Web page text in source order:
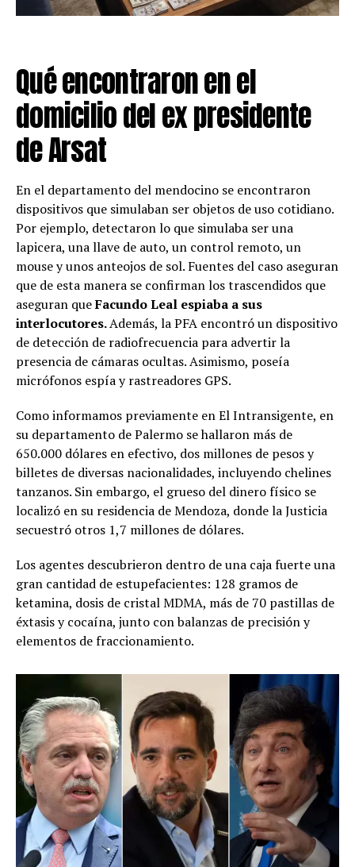
Qué encontraron en el
domicilio del ex presidente
de Arsat
En el departamento del mendocino se encontraron
dispositivos que simulaban ser objetos de uso cotidiano.
Por ejemplo, detectaron lo que simulaba ser una
lapicera, una llave de auto, un control remoto, un
mouse y unos anteojos de sol. Fuentes del caso aseguran
que de esta manera se confirman los trascendidos que
aseguran queFacundo Leal espiaba a sus
interlocutores.Además, la PFA encontró un dispositivo
de detección de radiofrecuencia para advertir la
presencia de cámaras ocultas. Asimismo, poseía
micrófonos espía y rastreadores GPS.
Como informamos previamente en El Intransigente, en
su departamento de Palermo se hallaron más de
650.000 dólares en efectivo, dos millones de pesos y
billetes de diversas nacionalidades, incluyendo chelines
tanzanos. Sin embargo, el grueso del dinero físico se
localizó en su residencia de Mendoza, donde la Justicia
secuestró otros 1,7 millones de dólares.
Los agentes descubrieron dentro de una caja fuerte una
gran cantidad de estupefacientes: 128 gramos de
ketamina, dosis de cristal MDMA, más de 70 pastillas de
éxtasis y cocaína, junto con balanzas de precisión y
elementos de fraccionamiento.